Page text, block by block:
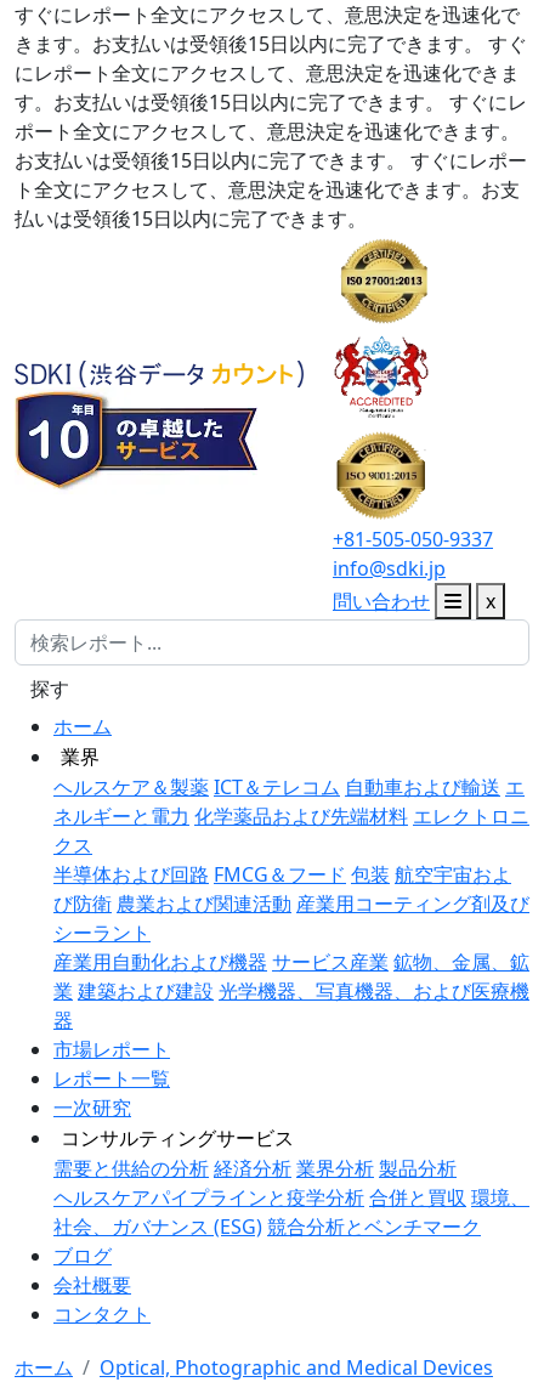
すぐにレポート全文にアクセスして、意思決定を迅速化で
きます。お支払いは受領後15日以内に完了できます。
すぐ
にレポート全文にアクセスして、意思決定を迅速化できま
す。お支払いは受領後15日以内に完了できます。
すぐにレ
ポート全文にアクセスして、意思決定を迅速化できます。
お支払いは受領後15日以内に完了できます。
すぐにレポー
ト全文にアクセスして、意思決定を迅速化できます。お支
払いは受領後15日以内に完了できます。
+81-505-050-9337
info@sdki.jp
問い合わせ
x
ホーム
業界
ヘルスケア＆製薬ICT＆テレコム 自動車および輸送 エ
ネルギーと電力 化学薬品および先端材料 エレクトロニ
クス
半導体および回路 FMCG＆フード 包装 航空宇宙およ
び防衛 農業および関連活動 産業用コーティング剤及び
シーラント
産業用自動化および機器 サービス産業 鉱物、金属、鉱
業 建築および建設 光学機器、写真機器、および医療機
器
市場レポート
レポート一覧
一次研究
コンサルティングサービス
需要と供給の分析経済分析業界分析製品分析
ヘルスケアパイプラインと疫学分析合併と買収 環境、
社会、ガバナンス (ESG)競合分析とベンチマーク
ブログ
会社概要
コンタクト
探す
ホーム
Optical, Photographic and Medical Devices